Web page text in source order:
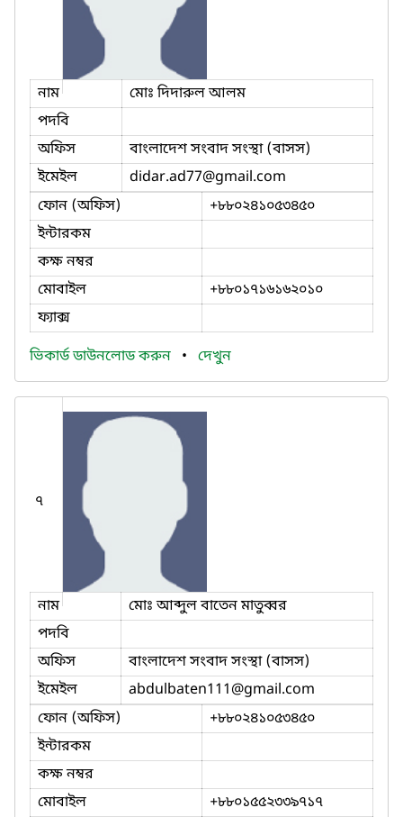
নাম
মোঃ দিদারুল আলম
পদবি
অফিস
বাংলাদেশ সংবাদ সংস্থা (বাসস)
ইমেইল
didar.ad77@gmail.com
ফোন (অফিস)
+৮৮০২৪১০৫৩৪৫০
ইন্টারকম
কক্ষ নম্বর
মোবাইল
+৮৮০১৭১৬১৬২০১০
ফ্যাক্স
ভিকার্ড ডাউনলোড করুন • দেখুন
৭
নাম
মোঃ আব্দুল বাতেন মাতুব্বর
পদবি
অফিস
বাংলাদেশ সংবাদ সংস্থা (বাসস)
ইমেইল
abdulbaten111@gmail.com
ফোন (অফিস)
+৮৮০২৪১০৫৩৪৫০
ইন্টারকম
কক্ষ নম্বর
মোবাইল
+৮৮০১৫৫২৩৩৯৭১৭